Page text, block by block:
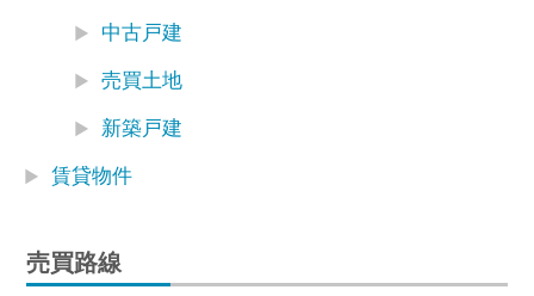
中古戸建
売買土地
新築戸建
賃貸物件
売買路線